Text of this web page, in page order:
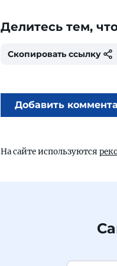
Делитесь тем,
Скопировать ссылку
Добавить
На сайте используются